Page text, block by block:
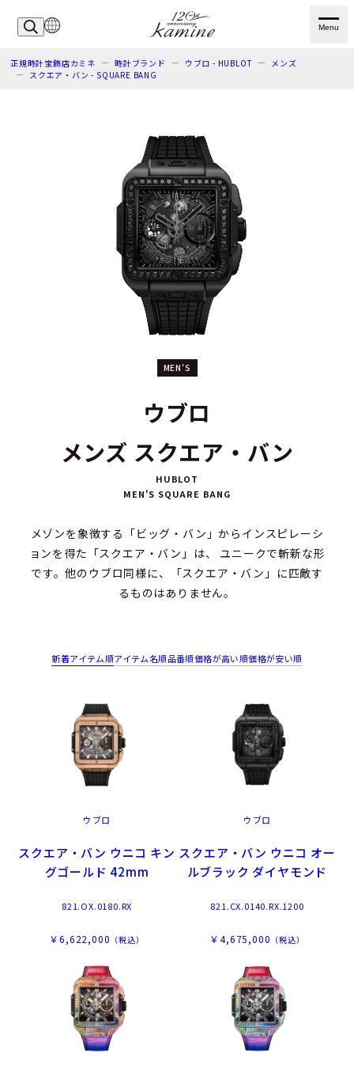
Menu
正規時計宝飾店カミネ 時計ブランド ウブロ - HUBLOT
メンズ
スクエア・バン - SQUARE BANG
MEN'S
ウブロ
メンズ スクエア・バン
HUBLOT
MEN'S SQUARE BANG
メゾンを象徴する「ビッグ・バン」からインスピレーシ
ョンを得た「スクエア・バン」は、 ユニークで斬新な形
です。他のウブロ同様に、「スクエア・バン」に匹敵す
るものはありません。
新着アイテム順アイテム名順品番順価格が高い順価格が安い順
ウブロ
スクエア・バン ウニコ キン
グゴールド 42mm
821.OX.0180.RX
￥6,622,000 （税込）
ウブロ
スクエア・バン ウニコ オー
ルブラック ダイヤモンド
821.CX.0140.RX.1200
￥4,675,000 （税込）